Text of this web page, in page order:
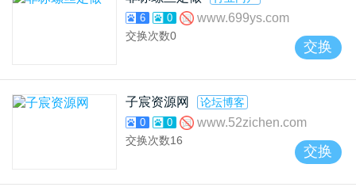
6 0 www.699ys.com
交换次数0
交换
子宸资源网 论坛博客
0 0 www.52zichen.com
交换次数16
交换